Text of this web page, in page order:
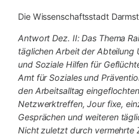
Die Wissenschaftsstadt
Antwort Dez. II: Das Thema
täglichen Arbeit der Abteilung
und Soziale Hilfen für
Amt für Soziales und
den Arbeitsalltag
Netzwerktreffen, Jour fixe,
Gesprächen und weiteren
Nicht zuletzt durch vermehrte